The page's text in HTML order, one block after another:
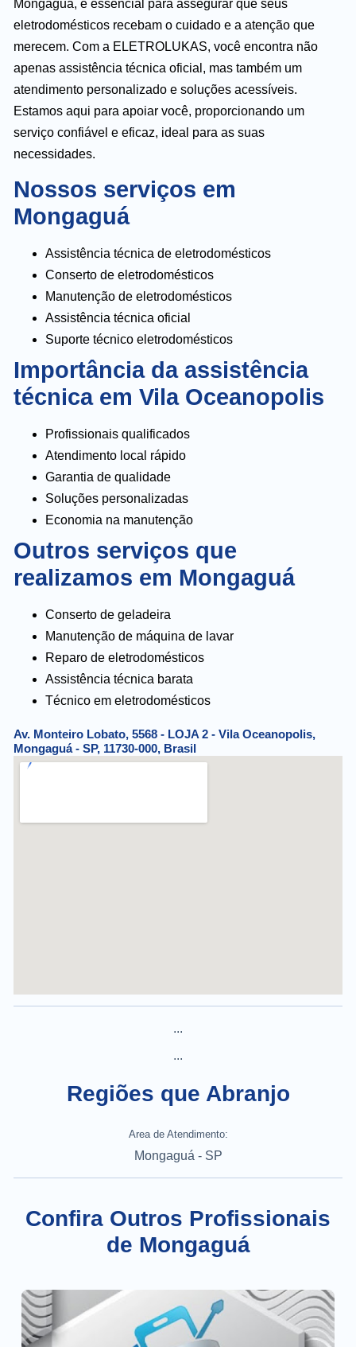
Mongaguá, é essencial para assegurar que seus
eletrodomésticos recebam o cuidado e a atenção que
merecem. Com a ELETROLUKAS, você encontra não
apenas assistência técnica oficial, mas também um
atendimento personalizado e soluções acessíveis.
Estamos aqui para apoiar você, proporcionando um
serviço confiável e eficaz, ideal para as suas
necessidades.
Nossos serviços em
Mongaguá
Assistência técnica de eletrodomésticos
Conserto de eletrodomésticos
Manutenção de eletrodomésticos
Assistência técnica oficial
Suporte técnico eletrodomésticos
Importância da assistência
técnica em Vila Oceanopolis
Profissionais qualificados
Atendimento local rápido
Garantia de qualidade
Soluções personalizadas
Economia na manutenção
Outros serviços que
realizamos em Mongaguá
Conserto de geladeira
Manutenção de máquina de lavar
Reparo de eletrodomésticos
Assistência técnica barata
Técnico em eletrodomésticos
Av. Monteiro Lobato, 5568 - LOJA 2 - Vila Oceanopolis,
Mongaguá - SP, 11730-000, Brasil
...
...
Regiões que Abranjo
Area de Atendimento:
Mongaguá - SP
Confira Outros Profissionais
de Mongaguá